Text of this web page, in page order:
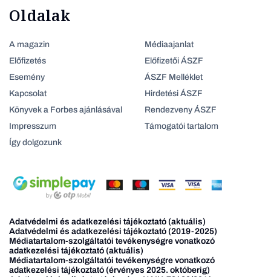
Oldalak
A magazin
Előfizetés
Esemény
Kapcsolat
Könyvek a Forbes ajánlásával
Impresszum
Így dolgozunk
Médiaajanlat
Előfizetői ÁSZF
ÁSZF Melléklet
Hirdetési ÁSZF
Rendezveny ÁSZF
Támogatói tartalom
Adatvédelmi és adatkezelési tájékoztató (aktuális)
Adatvédelmi és adatkezelési tájékoztató (2019-2025)
Médiatartalom-szolgáltatói tevékenységre vonatkozó
adatkezelési tájékoztató (aktuális)
Médiatartalom-szolgáltatói tevékenységre vonatkozó
adatkezelési tájékoztató (érvényes 2025. októberig)